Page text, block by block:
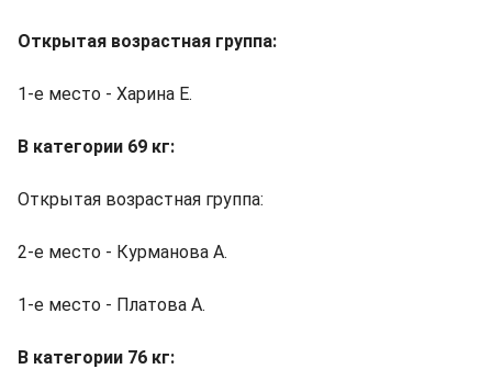
Открытая возрастная группа:
1-е место - Харина Е.
В категории 69 кг:
Открытая возрастная группа:
2-е место - Курманова А.
1-е место - Платова А.
В категории 76 кг: